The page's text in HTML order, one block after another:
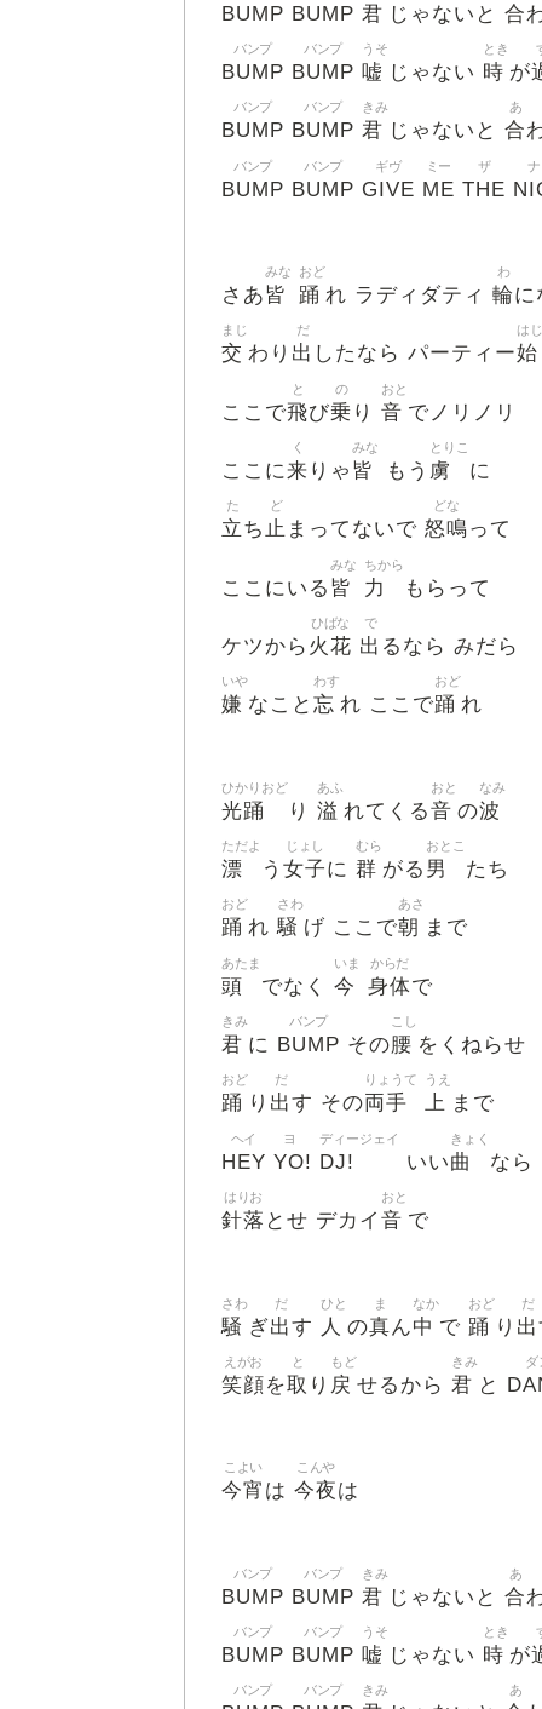
BUMP BUMP 君 じゃないと 合
BUMP
バンプ
BUMP
バンプ
嘘
うそ
じゃない 時
とき
が
BUMP
バンプ
BUMP
バンプ
君
きみ
じゃないと 合
あ
BUMP
バンプ
BUMP
バンプ
GIVE
ギヴ
ME
ミー
THE
ザ ナ
さあ皆
みな
踊
おど
れ ラディダティ 輪
わ
に
交
まじ
わり 出
だ
したなら パーティー始
はじ
ここで飛
と
び乗
の
り 音
おと
でノリノリ
ここに来
く
りゃ 皆
みな
もう 虜
とりこ
に
立
た
ち止
ど
まってないで 怒鳴
どな
って
ここにいる 皆
みな
力
ちから
もらって
ケツから 火花
ひばな
出
で
るなら みだら
嫌
いや
なこと 忘
わす
れ ここで踊
おど
れ
光踊
ひかりおど
り 溢
あふ
れてくる音
おと
の波
なみ
漂
ただよ
う 女子
じょし
に 群
むら
がる 男
おとこ
たち
踊
おど
れ騒
さわ
げ ここで朝
あさ
まで
頭
あたま
でなく 今
いま
身体
からだ
で
君
きみ
に BUMP
バンプ
その腰
こし
をくねらせ
踊
おど
り 出
だ
す その両手
りょうて
上
うえ
まで
HEY
ヘイ
YO
ヨ
! DJ!
ディージェイ
いい曲
きょく
なら
針落
はりお
とせ デカイ 音
おと
で
騒
さわ
ぎ出
だ
す 人
ひと
の真
ま
ん中
なか
で 踊
おど
り 出
だ
笑顔
えがお
を取
と
り 戻
もど
せるから 君
きみ
と
ダ
今宵
こよい
は 今夜
こんや
は
BUMP
バンプ
BUMP
バンプ
君
きみ
じゃないと 合
あ
BUMP
バンプ
BUMP
バンプ
嘘
うそ
じゃない 時
とき
が
バンプ バンプ きみ あ